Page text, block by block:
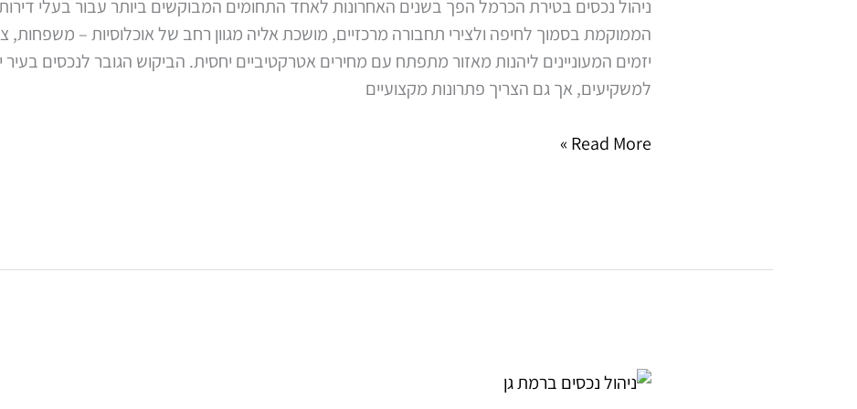
ניהול נכסים בטירת הכרמל הפך בשנים האחרונות לאחד התחומים המבוקשים ביותר עבור בעלי
הממוקמת בסמוך לחיפה ולצירי תחבורה מרכזיים, מושכת אליה מגוון רחב של אוכלוסיות – משפחות,
יזמים המעוניינים ליהנות מאזור מתפתח עם מחירים אטרקטיביים יחסית. הביקוש הגובר לנכסים בעיר
למשקיעים, אך גם הצריך פתרונות מקצועיים
Read More »
ניהול